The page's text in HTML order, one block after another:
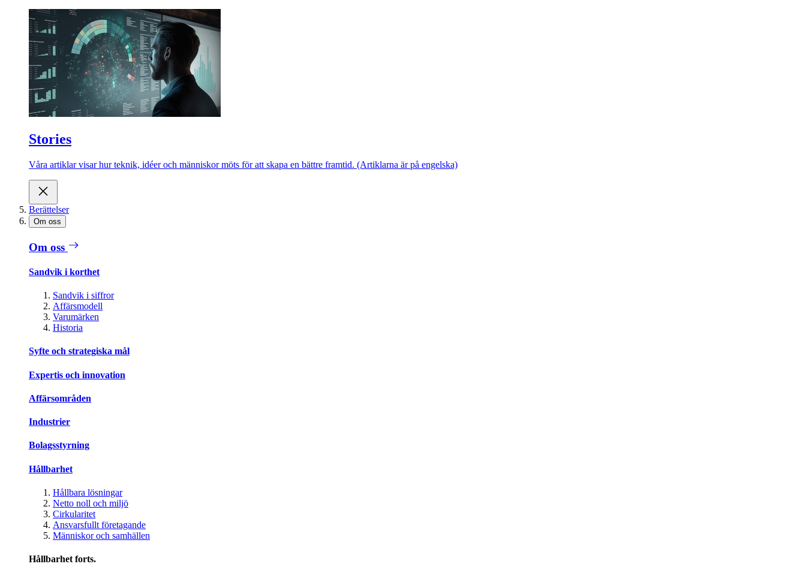
Stories
Våra artiklar visar hur teknik, idéer och människor möts för att skapa en bättre framtid. (Artiklarna är på engelska)
Berättelser
Om oss
Om oss
Sandvik i korthet
Sandvik i siffror
Affärsmodell
Varumärken
Historia
Syfte och strategiska mål
Expertis och innovation
Affärsområden
Industrier
Bolagsstyrning
Hållbarhet
Hållbara lösningar
Netto noll och miljö
Cirkularitet
Ansvarsfullt företagande
Människor och samhällen
Hållbarhet forts.